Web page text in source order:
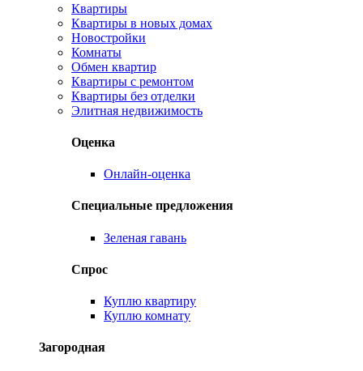
Квартиры
Квартиры в новых домах
Новостройки
Комнаты
Обмен квартир
Квартиры с ремонтом
Квартиры без отделки
Элитная недвижимость
Оценка
Онлайн-оценка
Специальные предложения
Зеленая гавань
Спрос
Куплю квартиру
Куплю комнату
Загородная